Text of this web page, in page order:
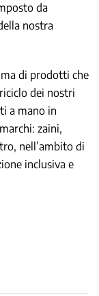
da
nostra
di prodotti che
dei nostri
a mano in
zaini,
nell’ambito di
inclusiva e